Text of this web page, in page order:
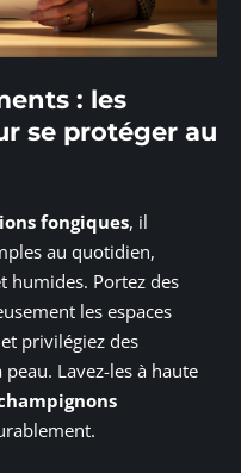
: les
se protéger au
fongiques, il
au quotidien,
humides. Portez des
les espaces
privilégiez des
Lavez-les à haute